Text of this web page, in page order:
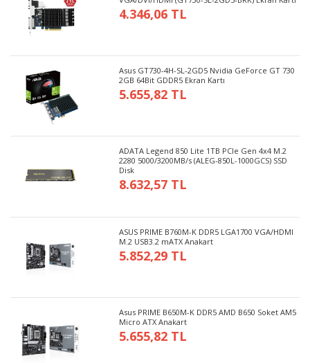
4.346,06 TL
Asus GT730-4H-SL-2GD5 Nvidia GeForce GT 730
2GB 64Bit GDDR5 Ekran Kartı
5.655,82 TL
ADATA Legend 850 Lite 1TB PCIe Gen 4x4 M.2
2280 5000/3200MB/s (ALEG-850L-1000GCS) SSD
Disk
8.632,57 TL
ASUS PRIME B760M-K DDR5 LGA1700 VGA/HDMI
M.2 USB3.2 mATX Anakart
5.852,29 TL
Asus PRIME B650M-K DDR5 AMD B650 Soket AM5
Micro ATX Anakart
5.655,82 TL